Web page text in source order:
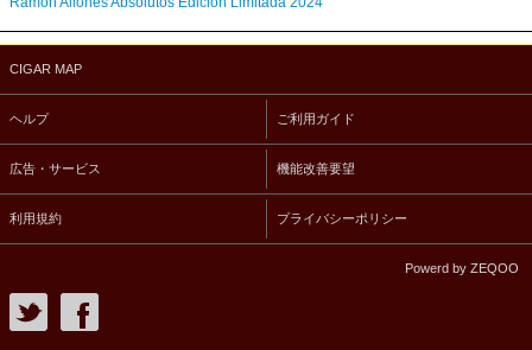
CIGAR MAP
ヘルプ ご利用ガイド
広告・サービス 機能改善要望
利用規約 プライバシーポリシー
Powerd by ZEQOO